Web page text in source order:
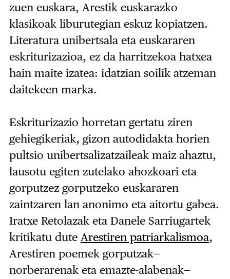
zuen euskara, Arestik euskarazko
klasikoak liburutegian eskuz kopiatzen.
Literatura unibertsala eta euskararen
eskriturizazioa, ez da harritzekoa hatxea
hain maite izatea: idatzian soilik atzeman
daitekeen marka.
Eskriturizazio horretan gertatu ziren
gehiegikeriak, gizon autodidakta horien
pultsio unibertsalizatzaileak maiz ahaztu,
lausotu egiten zutelako ahozkoari eta
gorputzez gorputzeko euskararen
zaintzaren lan anonimo eta aitortu gabea.
Iratxe Retolazak eta Danele Sarriugartek
kritikatu dute Arestiren patriarkalismoa,
Arestiren poemek gorputzak—
norberarenak eta emazte-alabenak—